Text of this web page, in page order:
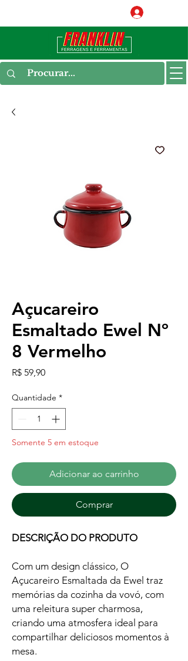
Açucareiro
Esmaltado Ewel Nº
8 Vermelho
R$ 59,90Preço
Quantidade *
Somente 5 em estoque
Adicionar ao carrinho
Comprar
DESCRIÇÃO DO PRODUTO
Com um design clássico, O
Açucareiro Esmaltada da Ewel traz
memórias da cozinha da vovó, com
uma releitura super charmosa,
criando uma atmosfera ideal para
compartilhar deliciosos momentos à
mesa.